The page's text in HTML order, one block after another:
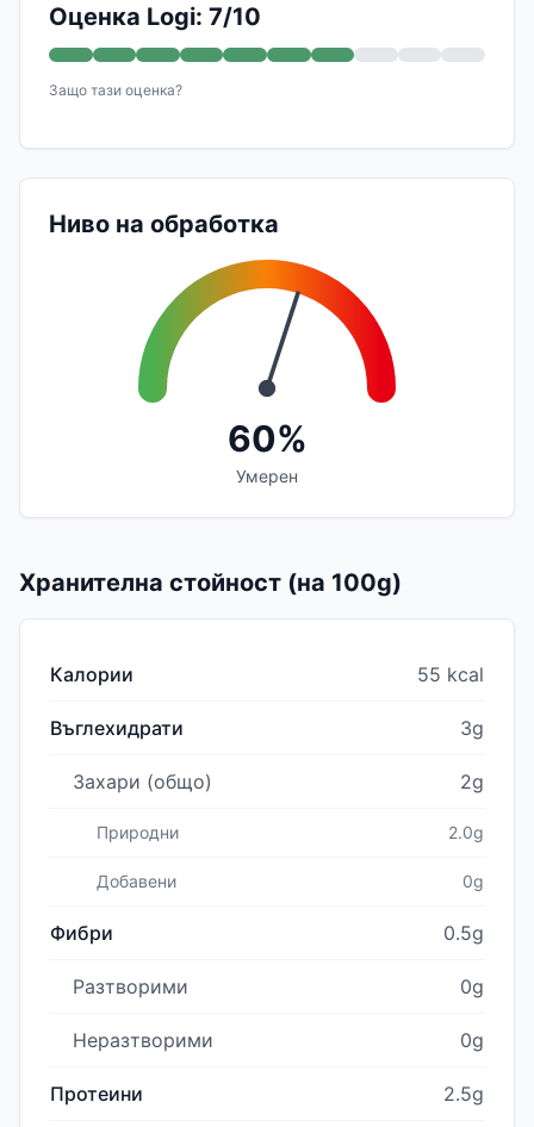
Оценка Logi: 7/10
Защо тази оценка?
Ниво на обработка
60%
Умерен
Хранителна стойност (на 100g)
Калории 55 kcal
Въглехидрати 3g
Захари (общо) 2g
Природни 2.0g
Добавени 0g
Фибри 0.5g
Разтворими 0g
Неразтворими 0g
Протеини 2.5g